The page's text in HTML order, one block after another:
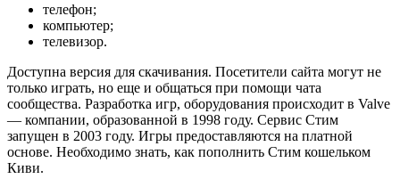
телефон;
компьютер;
телевизор.
Доступна версия для скачивания. Посетители сайта могут не
только играть, но еще и общаться при помощи чата
сообщества. Разработка игр, оборудования происходит в Valve
— компании, образованной в 1998 году. Сервис Стим
запущен в 2003 году. Игры предоставляются на платной
основе. Необходимо знать, как пополнить Стим кошельком
Киви.